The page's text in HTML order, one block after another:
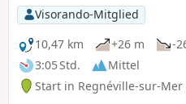
Visorando-Mitglied
10,47 km
+26 m
-
3:05 Std.
Mittel
Start in Regnéville-sur-Mer